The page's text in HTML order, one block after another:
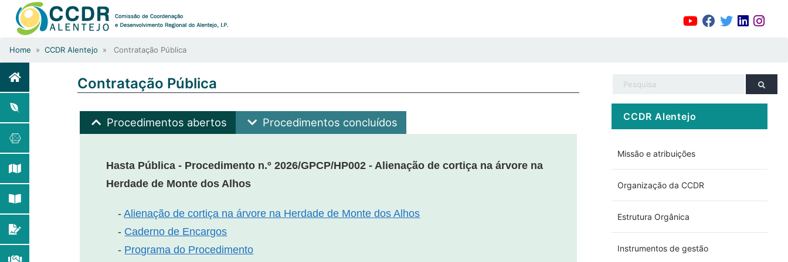
Home » CCDR Alentejo » Contratação Pública
Contratação Pública
Procedimentos abertos Procedimentos concluídos
Hasta Pública - Procedimento n.º 2026/GPCP/HP002 - Alienação de cortiça na árvore na
Herdade de Monte dos Alhos
-Alienação de cortiça na árvore na Herdade de Monte dos Alhos
- Caderno de Encargos
- Programa do Procedimento
CCDR Alentejo
Missão e atribuições
Organização da CCDR
Estrutura Orgânica
Instrumentos de gestão